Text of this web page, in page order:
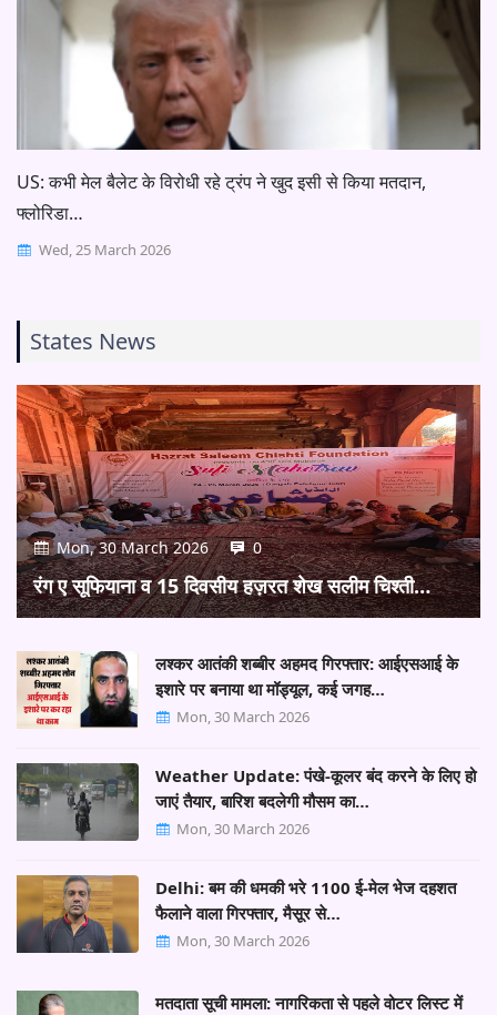
US: कभी मेल बैलेट के विरोधी रहे ट्रंप ने खुद इसी से किया मतदान,
फ्लोरिडा…
Wed, 25 March 2026
States News
Mon, 30 March 2026 0
रंग ए सूफियाना व 15 दिवसीय हज़रत शेख सलीम चिश्ती…
लश्कर आतंकी शब्बीर अहमद गिरफ्तार: आईएसआई के
इशारे पर बनाया था मॉड्यूल, कई जगह…
Mon, 30 March 2026
Weather Update: पंखे-कूलर बंद करने के लिए हो
जाएं तैयार, बारिश बदलेगी मौसम का…
Mon, 30 March 2026
Delhi: बम की धमकी भरे 1100 ई-मेल भेज दहशत
फैलाने वाला गिरफ्तार, मैसूर से…
Mon, 30 March 2026
मतदाता सूची मामला: नागरिकता से पहले वोटर लिस्ट में